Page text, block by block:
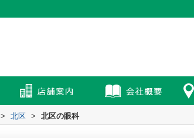
> 北区 > 北区の眼科